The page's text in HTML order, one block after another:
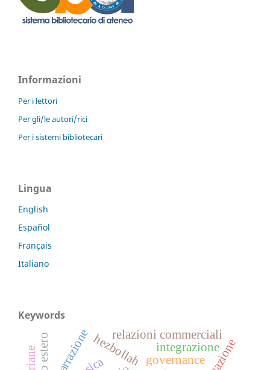
Informazioni
Per i lettori
Per gli/le autori/rici
Per i sistemi bibliotecari
Lingua
English
Español
Français
Italiano
Keywords
narrazionehezbollah governance
relazioni commerciali
integrazione